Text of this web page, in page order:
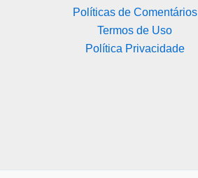
Políticas de Comentários
Termos de Uso
Política Privacidade